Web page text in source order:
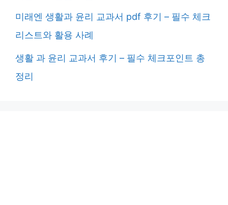
미래엔 생활과 윤리 교과서 pdf 후기 – 필수 체크
리스트와 활용 사례
생활 과 윤리 교과서 후기 – 필수 체크포인트 총
정리